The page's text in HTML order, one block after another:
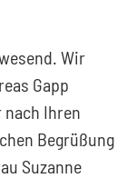
Wir
Gapp
nach Ihren
Begrüßung
Suzanne